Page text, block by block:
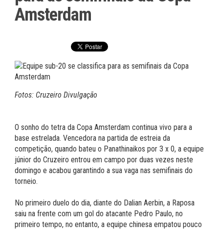
Amsterdam
Fotos: Cruzeiro Divulgação
O sonho do tetra da Copa Amsterdam continua vivo para a
base estrelada. Vencedora na partida de estreia da
competição, quando bateu o Panathinaikos por 3 x 0, a equipe
júnior do Cruzeiro entrou em campo por duas vezes neste
domingo e acabou garantindo a sua vaga nas semifinais do
torneio.
No primeiro duelo do dia, diante do Dalian Aerbin, a Raposa
saiu na frente com um gol do atacante Pedro Paulo, no
primeiro tempo, no entanto, a equipe chinesa empatou pouco